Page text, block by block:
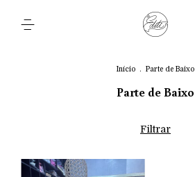
Início . Parte de Baixo
Parte de Baixo
Filtrar